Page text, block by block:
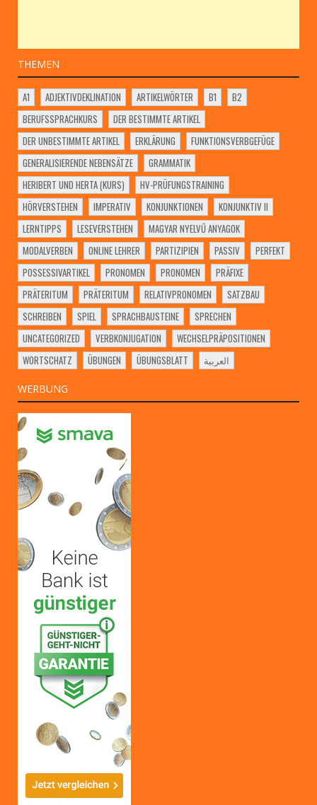
THEMEN
A1 ADJEKTIVDEKLINATION ARTIKELWÖRTER B1
B2
BERUFSSPRACHKURS
DER BESTIMMTE ARTIKEL
DER UNBESTIMMTE ARTIKEL
ERKLÄRUNG
FUNKTIONSVERBGEFÜGE
GENERALISIERENDE NEBENSÄTZE
GRAMMATIK
HERIBERT UND HERTA (KURS)
HV-PRÜFUNGSTRAINING
HÖRVERSTEHEN
IMPERATIV KONJUNKTIONEN
KONJUNKTIV II
LERNTIPPS
LESEVERSTEHEN
MAGYAR NYELVŰ ANYAGOK
MODALVERBEN
ONLINE LEHRER PARTIZIPIEN PASSIV
PERFEKT
POSSESSIVARTIKEL
PRONOMEN PRONOMEN
PRÄFIXE
PRÄTERITUM
PRÄTERITUM RELATIVPRONOMEN
SATZBAU
SCHREIBEN
SPIEL SPRACHBAUSTEINE
SPRECHEN
UNCATEGORIZED
VERBKONJUGATION
WECHSELPRÄPOSITIONEN
WORTSCHATZ
ÜBUNGEN ÜBUNGSBLATT العربية
WERBUNG